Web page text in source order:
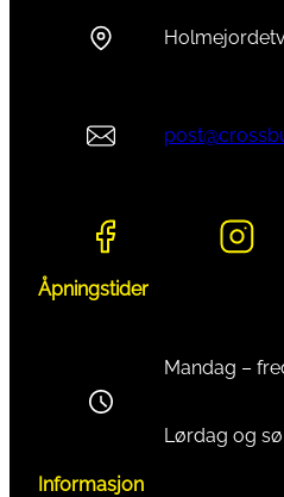
Åpningstider
Mandag –
Lørdag og
Informasjon